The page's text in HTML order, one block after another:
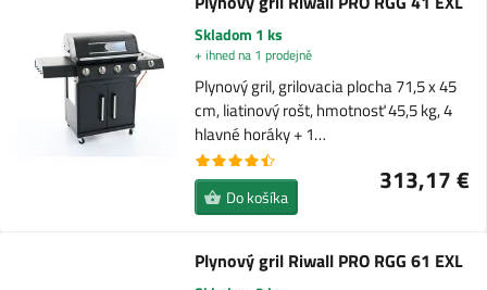
Skladom 1 ks
+ ihned na 1 prodejně
Plynový gril, grilovacia plocha 71,5 x 45
cm, liatinový rošt, hmotnosť 45,5 kg, 4
hlavné horáky + 1…
313,17 €
Do košíka
Plynový gril Riwall PRO RGG 61 EXL